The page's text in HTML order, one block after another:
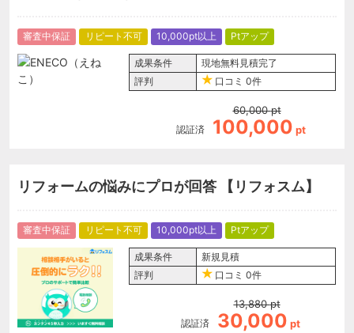
審査中保証 リピート不可 10,000pt以上 Ptアップ
成果条件
現地無料見積完了
評判
口コミ 0件
認証済
60,000 pt
100,000 pt
リフォームの悩みにプロが回答 【リフォスム】
審査中保証 リピート不可 10,000pt以上 Ptアップ
成果条件
新規見積
評判
口コミ 0件
認証済
13,880 pt
30,000 pt